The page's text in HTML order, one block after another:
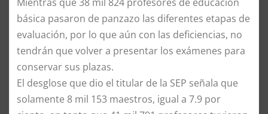
Mientras que 38 mil 824 profesores de educación
básica pasaron de panzazo las diferentes etapas de
evaluación, por lo que aún con las deficiencias, no
tendrán que volver a presentar los exámenes para
conservar sus plazas.
El desglose que dio el titular de la SEP señala que
solamente 8 mil 153 maestros, igual a 7.9 por